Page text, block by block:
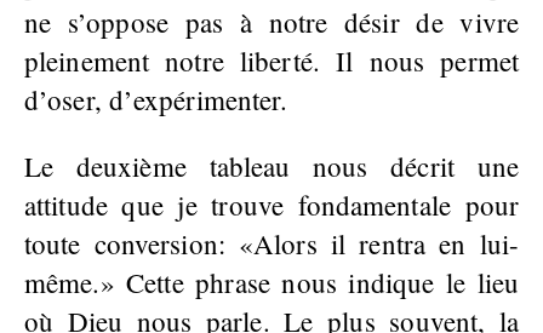
ne s’oppose pas à notre désir de vivre
pleinement notre liberté. Il nous permet
d’oser, d’expérimenter.
Le deuxième tableau nous décrit une
attitude que je trouve fondamentale pour
toute conversion: «Alors il rentra en lui-
même.» Cette phrase nous indique le lieu
où Dieu nous parle. Le plus souvent, la